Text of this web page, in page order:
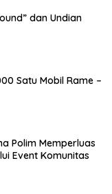
dan Undian
Satu Mobil Rame –
Polim Memperluas
Event Komunitas